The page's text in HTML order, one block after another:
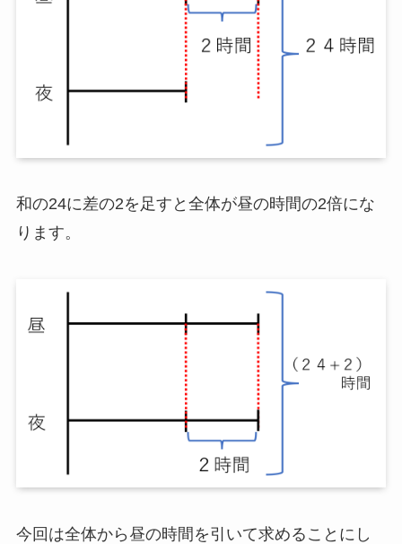
和の24に差の2を足すと全体が昼の時間の2倍にな
ります。
今回は全体から昼の時間を引いて求めることにし